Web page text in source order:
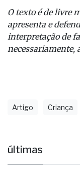
O texto é de livre
apresenta e
interpretação de
necessariamente,
Artigo Criança
últimas